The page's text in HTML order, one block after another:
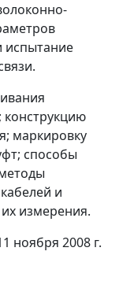
испытание
конструкцию
маркировку
способы
и
измерения.
ноября 2008 г.